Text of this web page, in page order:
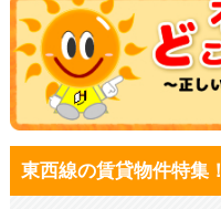
東西線の賃貸物件特集！